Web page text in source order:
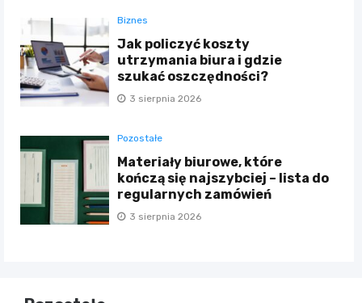
Biznes
Jak policzyć koszty
utrzymania biura i gdzie
szukać oszczędności?
3 sierpnia 2026
Pozostałe
Materiały biurowe, które
kończą się najszybciej – lista do
regularnych zamówień
3 sierpnia 2026